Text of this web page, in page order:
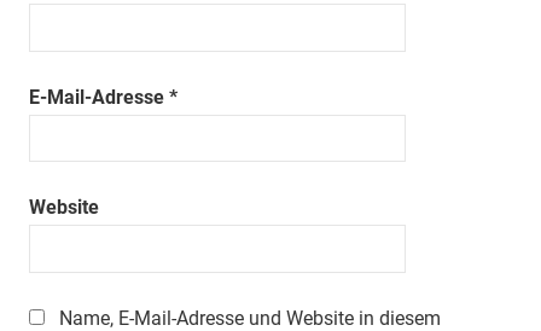
E-Mail-Adresse *
Website
Name, E-Mail-Adresse und Website in diesem